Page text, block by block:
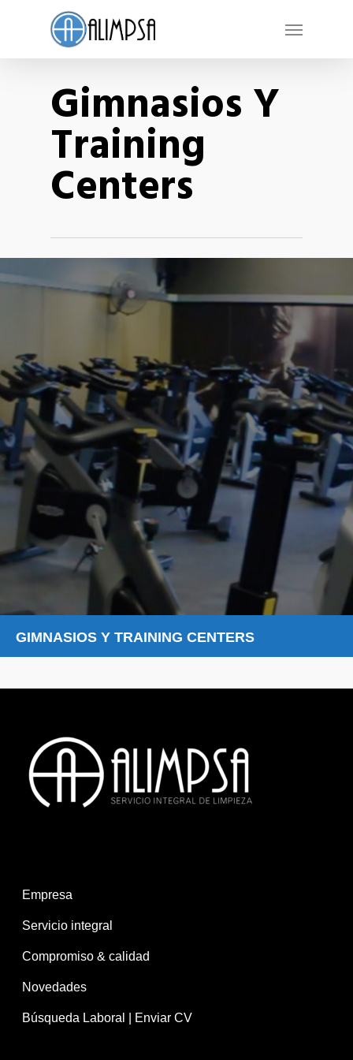
main
Menu
Gimnasios Y
Training
Centers
GIMNASIOS Y TRAINING CENTERS
Empresa
Servicio integral
Compromiso & calidad
Novedades
Búsqueda Laboral | Enviar CV